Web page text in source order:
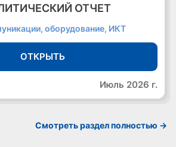
ОТЧЕТ
оборудование, ИКТ
ОТКРЫТЬ
Июль 2026 г.
Cмотреть раздел полностью ->